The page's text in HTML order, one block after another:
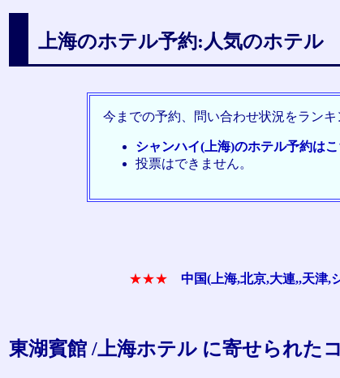
上海のホテル予約:人気のホテ
今までの予約、問い合わせ状況をラン
シャンハイ(上海)のホテル予約は
投票はできません。
★★★
中国(上海,北京,大連,,天津,
東湖賓館 /上海ホテル に寄せられた